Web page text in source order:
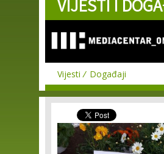
Skip to
main
VIJESTI I
Vijesti Događaji